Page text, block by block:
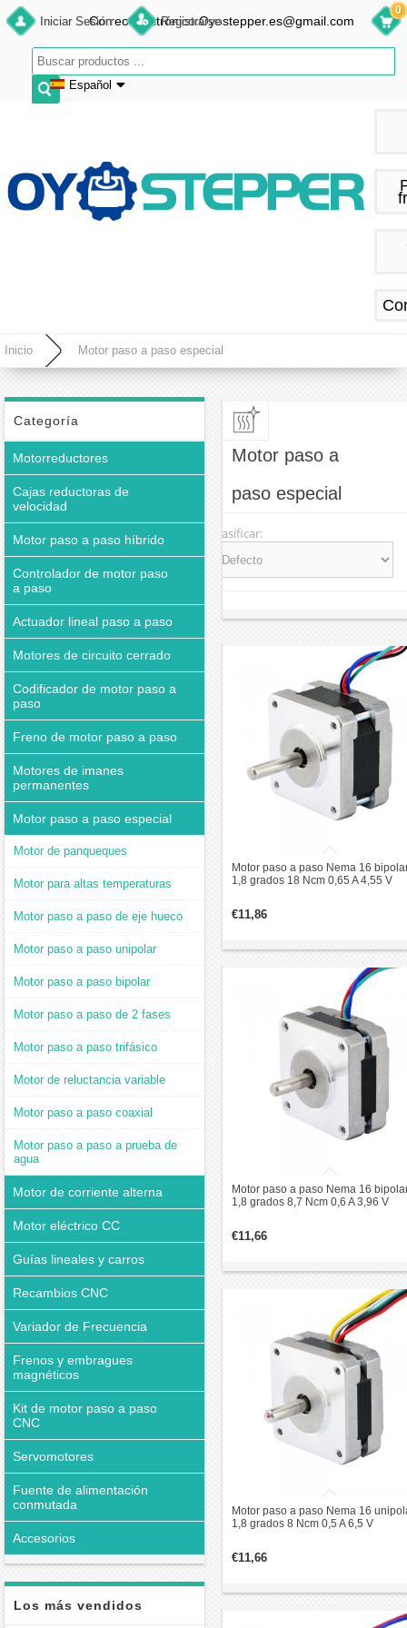
Iniciar Sesión Registrarse
Español
Français
Español
Correo electrónico:Oyostepper.es@gmail.com
0
Inicio Motor paso a paso especial
Categoría
Motorreductores
Cajas reductoras de
velocidad
Motor paso a paso híbrido
Controlador de motor paso
a paso
Actuador lineal paso a paso
Motores de circuito cerrado
Codificador de motor paso a
paso
Freno de motor paso a paso
Motores de imanes
permanentes
Motor paso a paso especial
Motor de panqueques
Motor para altas temperaturas
Motor paso a paso de eje hueco
Motor paso a paso unipolar
Motor paso a paso bipolar
Motor paso a paso de 2 fases
Motor paso a paso trifásico
Motor de reluctancia variable
Motor paso a paso coaxial
Motor paso a paso a prueba de
agua
Motor de corriente alterna
Motor eléctrico CC
Guías lineales y carros
Recambios CNC
Variador de Frecuencia
Frenos y embragues
magnéticos
Kit de motor paso a paso
CNC
Servomotores
Fuente de alimentación
conmutada
Accesorios
Los más vendidos
Motor paso a
paso especial
Clasificar:
Motor paso a paso Nema 16
1,8 grados 18 Ncm 0,65 A 4,55 V
€11,86
Motor paso a paso Nema 16
1,8 grados 8,7 Ncm 0,6 A 3,96 V
€11,66
Motor paso a paso Nema 16
1,8 grados 8 Ncm 0,5 A 6,5 V
€11,66